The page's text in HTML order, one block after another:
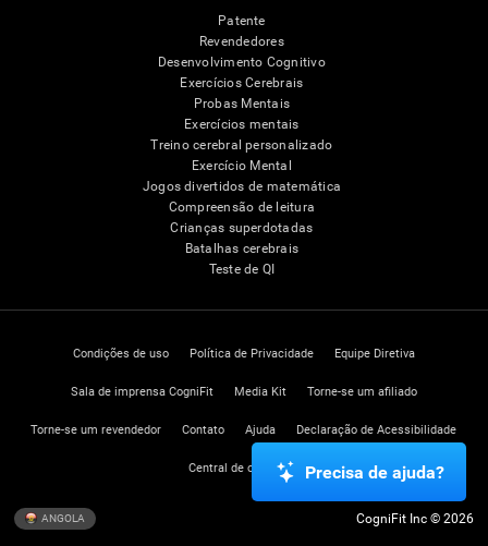
Patente
Revendedores
Desenvolvimento Cognitivo
Exercícios Cerebrais
Probas Mentais
Exercícios mentais
Treino cerebral personalizado
Exercício Mental
Jogos divertidos de matemática
Compreensão de leitura
Crianças superdotadas
Batalhas cerebrais
Teste de QI
Condições de uso Política de Privacidade Equipe Diretiva
Sala de imprensa CogniFit Media Kit Torne-se um afiliado
Torne-se um revendedor Contato Ajuda Declaração de Acessibilidade
Central de confiança
ANGOLA CogniFit Inc © 2026
Precisa de ajuda?